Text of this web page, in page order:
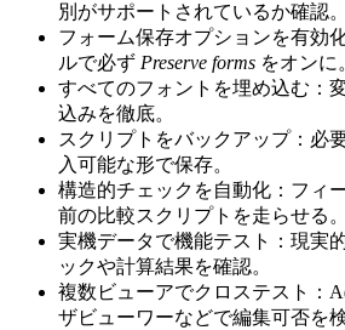
別がサポートされているか確認。
フォーム保存オプションを有効
ルで必ず Preserve forms をオンに
すべてのフォントを埋め込む ：
込みを徹底。
スクリプトをバックアップ：必
入可能な形で保存。
構造的チェックを自動化 ：フィ
前の比較スクリプトを走らせる。
実機データで機能テスト
：現実
ックや計算結果を確認。
複数ビューアでクロステスト
：
ザビューワーなどで編集可否を検